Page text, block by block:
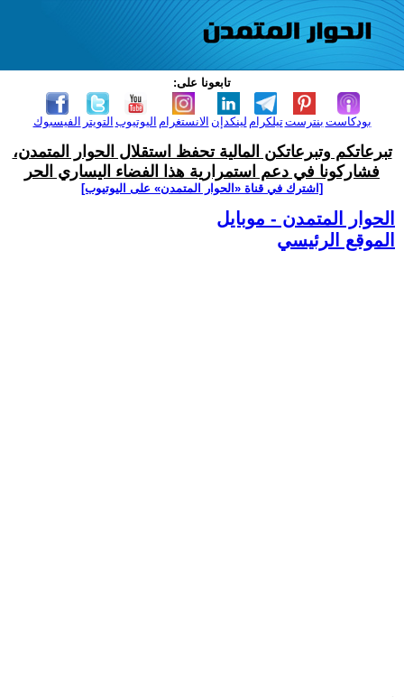
تابعونا على:
الفيسبوك التويتر اليوتيوب الانستغرام لينكدإن تيلكرامبنترست بودكاست
تبرعاتكم وتبرعاتكن المالية تحفظ استقلال الحوار المتمدن،
فشاركونا في دعم استمرارية هذا الفضاء اليساري الحر
[اشترك في قناة ‫«الحوار المتمدن» على اليوتيوب]
الحوار المتمدن - موبايل
الموقع الرئيسي